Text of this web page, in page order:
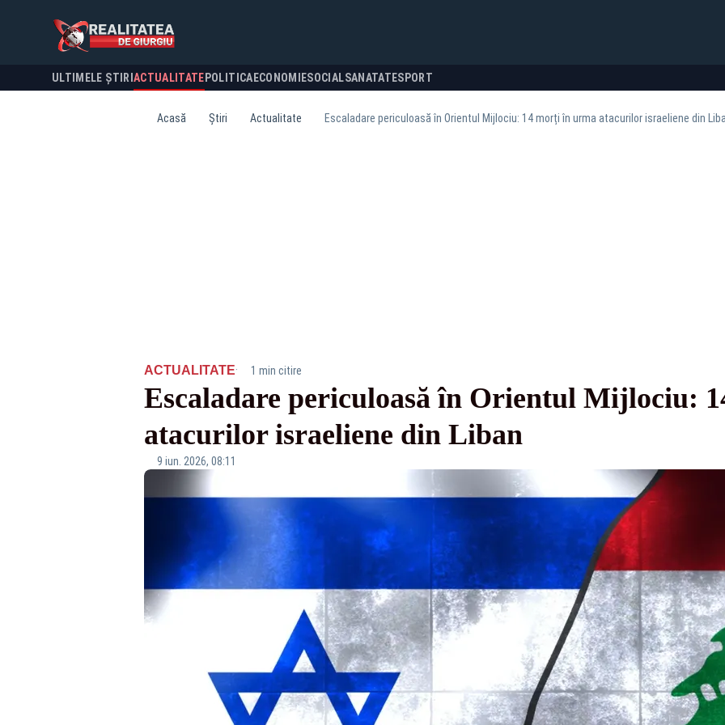
ULTIMELE ȘTIRI ACTUALITATE POLITICA ECONOMIESOCIALSANATATESPORT
Acasă Știri Actualitate Escaladare periculoasă în Orientul Mijlociu: 14 morți în urma atacurilor israeliene din
ACTUALITATE· 1 min citire
Escaladare periculoasă în Orientul Mijlociu:
atacurilor israeliene din Liban
9 iun. 2026, 08:11